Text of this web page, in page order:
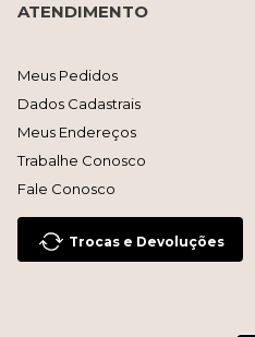
ATENDIMENTO
Meus Pedidos
Dados Cadastrais
Meus Endereços
Trabalhe Conosco
Fale Conosco
Trocas e Devoluções